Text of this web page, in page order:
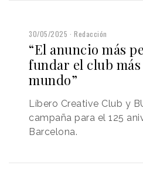
30/05/2025 Redacción
“El anuncio más
fundar el club
mundo”
Líbero Creative Club y
campaña para el 125
Barcelona.